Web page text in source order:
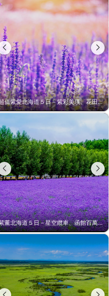
紫愛北海道５日－紫彩美瑛、花田列車、直升機+下午茶、企鵝漫步、熊出沒、函館百萬夜景、哈密瓜+海鮮和牛八大螃蟹吃到飽
紫戀北海道６日－企鵝遊行、浪漫小樽、積丹半島、富良野、紫彩美瑛、美瑛白金青池、旭山動物園、旭川常盤旋轉塔